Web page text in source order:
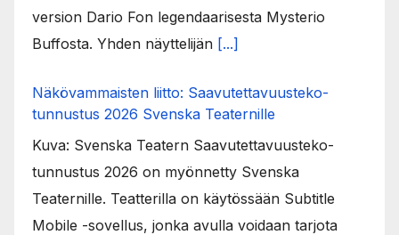
version Dario Fon legendaarisesta Mysterio
Buffosta. Yhden näyttelijän [...]
Näkövammaisten liitto: Saavutettavuusteko-
tunnustus 2026 Svenska Teaternille
Kuva: Svenska Teatern Saavutettavuusteko-
tunnustus 2026 on myönnetty Svenska
Teaternille. Teatterilla on käytössään Subtitle
Mobile -sovellus, jonka avulla voidaan tarjota